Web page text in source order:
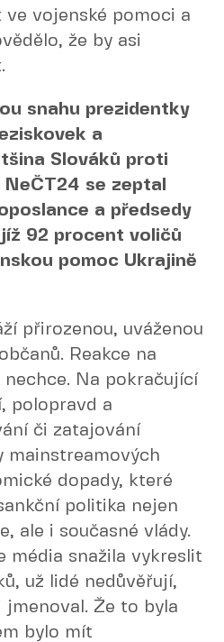
ve vojenské pomoci a
že by asi
snahu prezidentky
a
Slováků proti
se zeptal
a předsedy
92 procent voličů
pomoc Ukrajině
přirozenou, uváženou
Reakce na
Na pokračující
polopravd a
či zatajování
mainstreamových
dopady, které
politika nejen
ale i současné vlády.
média snažila vykreslit
už lidé nedůvěřují,
Že to byla
bylo mít